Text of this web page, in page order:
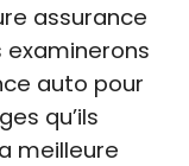
assurance
examinerons
auto pour
qu’ils
meilleure